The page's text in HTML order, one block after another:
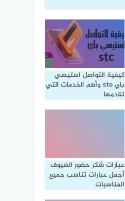
كيفية التواصل استيسي
باي stc وأهم الخدمات التي
تقدمها
عبارات شكر حضور الضيوف
أجمل عبارات تناسب جميع
المناسبات